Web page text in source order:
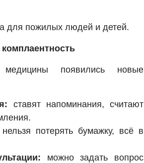
для пожилых людей и детей.
появились новые
ставят напоминания, считают
нельзя потерять бумажку, всё в
можно задать вопрос